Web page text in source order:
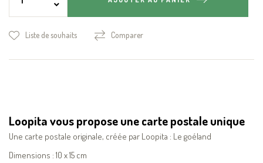
Liste de souhaits Comparer
Loopita vous propose une carte postale unique
Une carte postale originale, créée par Loopita : Le goéland
Dimensions : 10 x 15 cm